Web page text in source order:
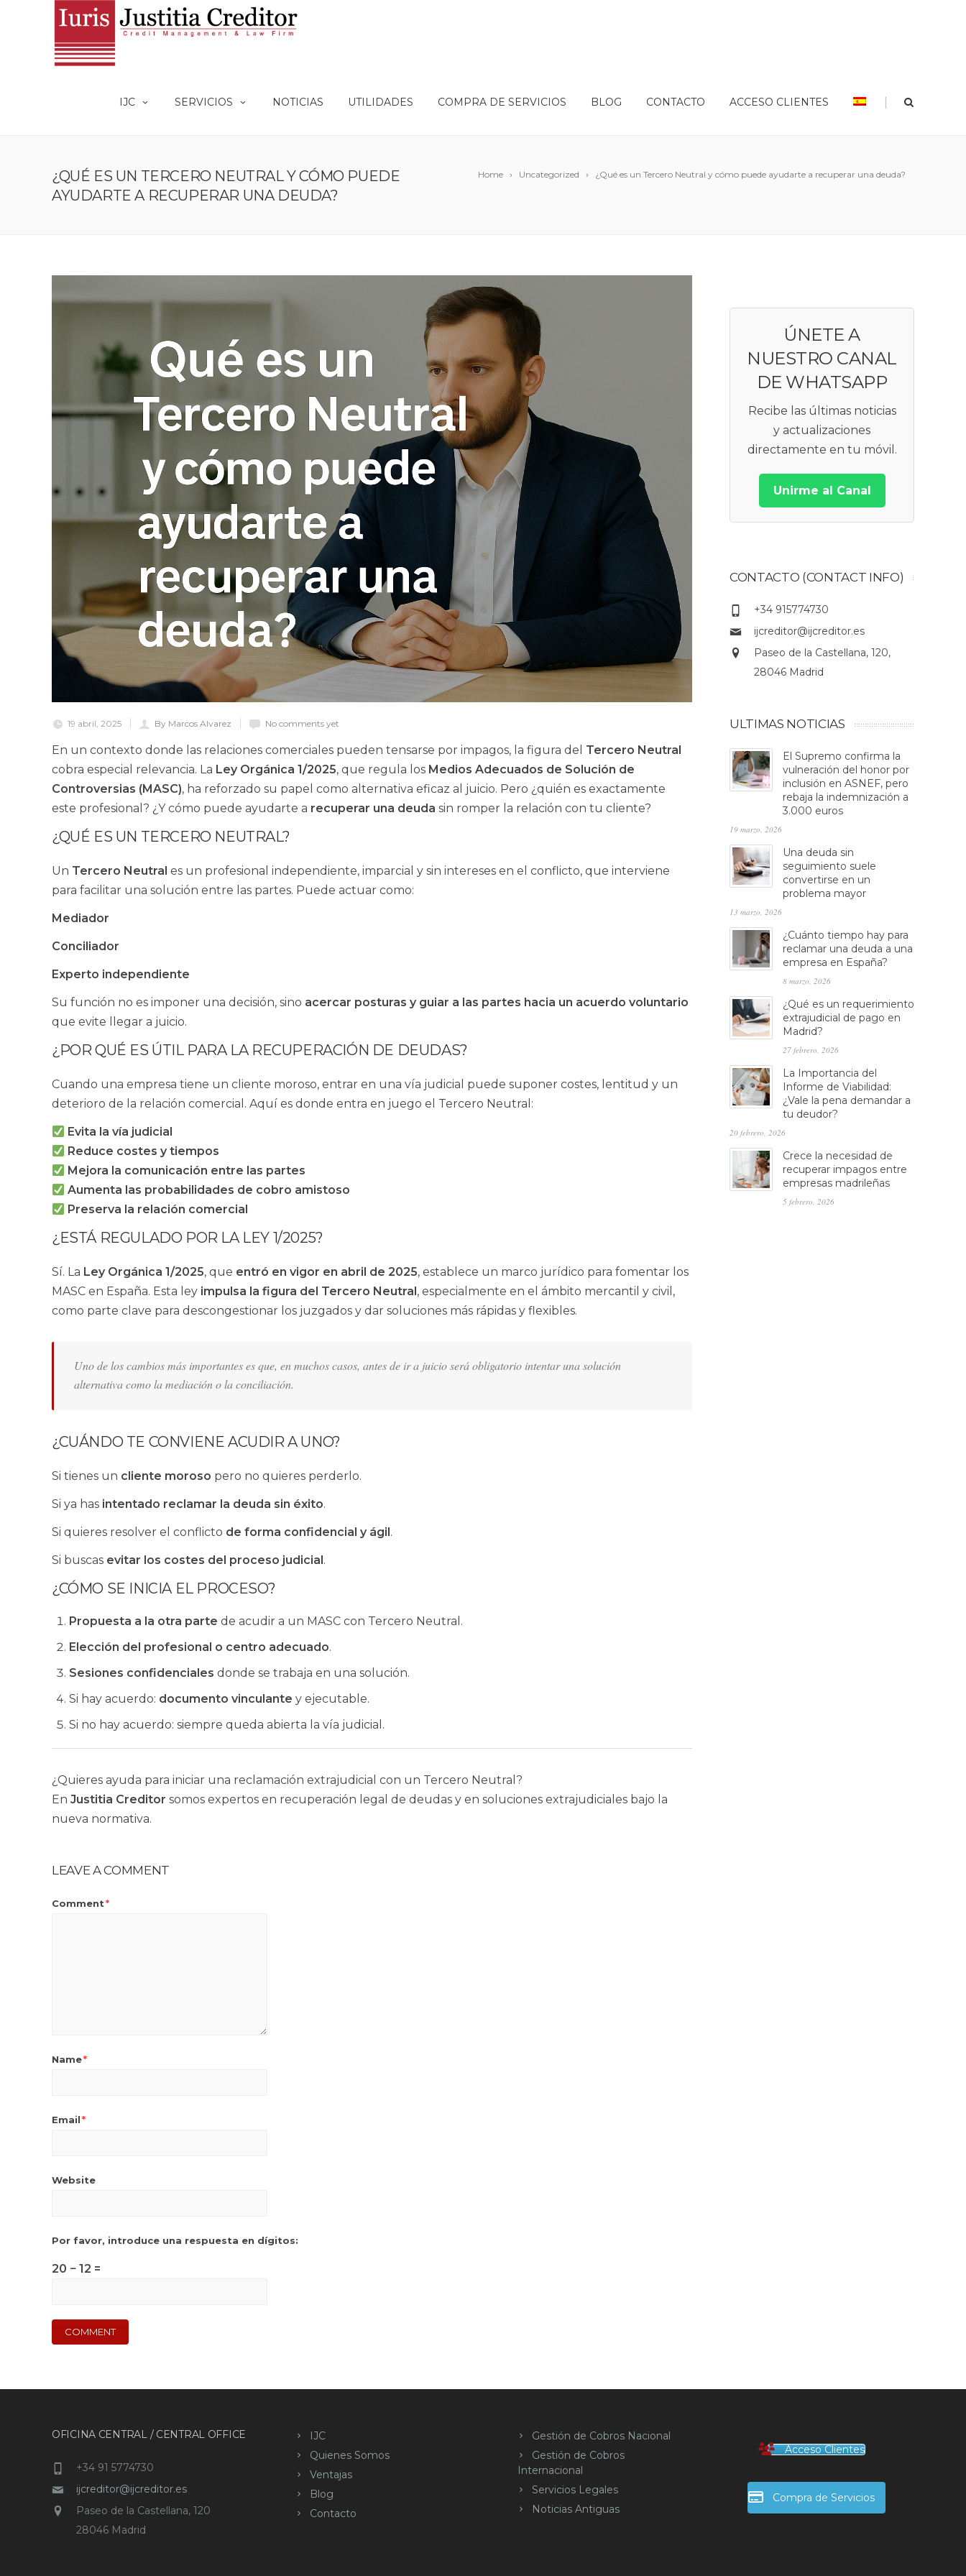
IJC SERVICIOS NOTICIAS UTILIDADES COMPRA DE SERVICIOS BLOG CONTACTO ACCESO CLIENTES |
Home Uncategorized ¿Qué es un Tercero Neutral y cómo puede ayudarte a recuperar una deuda?
¿QUÉ ES UN TERCERO NEUTRAL Y CÓMO PUEDE
AYUDARTE A RECUPERAR UNA DEUDA?
19 abril, 2025 By Marcos Alvarez No comments yet
En un contexto donde las relaciones comerciales pueden tensarse por impagos, la figura del Tercero Neutral
cobra especial relevancia. La Ley Orgánica 1/2025, que regula los Medios Adecuados de Solución de
Controversias (MASC), ha reforzado su papel como alternativa eficaz al juicio. Pero ¿quién es exactamente
este profesional? ¿Y cómo puede ayudarte a recuperar una deuda sin romper la relación con tu cliente?
¿QUÉ ES UN TERCERO NEUTRAL?
Un Tercero Neutral es un profesional independiente, imparcial y sin intereses en el conflicto, que interviene
para facilitar una solución entre las partes. Puede actuar como:
Mediador
Conciliador
Experto independiente
Su función no es imponer una decisión, sino acercar posturas y guiar a las partes hacia un acuerdo voluntario
que evite llegar a juicio.
¿POR QUÉ ES ÚTIL PARA LA RECUPERACIÓN DE DEUDAS?
Cuando una empresa tiene un cliente moroso, entrar en una vía judicial puede suponer costes, lentitud y un
deterioro de la relación comercial. Aquí es donde entra en juego el Tercero Neutral:
Evita la vía judicial
Reduce costes y tiempos
Mejora la comunicación entre las partes
Aumenta las probabilidades de cobro amistoso
Preserva la relación comercial
¿ESTÁ REGULADO POR LA LEY 1/2025?
Sí. La Ley Orgánica 1/2025, que entró en vigor en abril de 2025, establece un marco jurídico para fomentar los
MASC en España. Esta ley impulsa la figura del Tercero Neutral, especialmente en el ámbito mercantil y civil,
como parte clave para descongestionar los juzgados y dar soluciones más rápidas y flexibles.
Uno de los cambios más importantes es que, en muchos casos, antes de ir a juicio será obligatorio intentar una solución
alternativa como la mediación o la conciliación.
¿CUÁNDO TE CONVIENE ACUDIR A UNO?
Si tienes un cliente moroso pero no quieres perderlo.
Si ya has intentado reclamar la deuda sin éxito.
Si quieres resolver el conflicto de forma confidencial y ágil.
Si buscas evitar los costes del proceso judicial.
¿CÓMO SE INICIA EL PROCESO?
Propuesta a la otra parte de acudir a un MASC con Tercero Neutral.
Elección del profesional o centro adecuado.
Sesiones confidenciales donde se trabaja en una solución.
Si hay acuerdo: documento vinculante y ejecutable.
Si no hay acuerdo: siempre queda abierta la vía judicial.
¿Quieres ayuda para iniciar una reclamación extrajudicial con un Tercero Neutral?
En Justitia Creditor somos expertos en recuperación legal de deudas y en soluciones extrajudiciales bajo la
nueva normativa.
LEAVE A COMMENT
Comment*
Name*
Email*
Website
Por favor, introduce una respuesta en dígitos:
20 − 12 =
ÚNETE A
NUESTRO CANAL
DE WHATSAPP
Recibe las últimas noticias
y actualizaciones
directamente en tu móvil.
Unirme al Canal
CONTACTO (CONTACT INFO)
+34 915774730
ijcreditor@ijcreditor.es
Paseo de la Castellana, 120,
28046 Madrid
ULTIMAS NOTICIAS
El Supremo confirma la
vulneración del honor por
inclusión en ASNEF, pero
rebaja la indemnización a
3.000 euros
19 marzo, 2026
Una deuda sin
seguimiento suele
convertirse en un
problema mayor
13 marzo, 2026
¿Cuánto tiempo hay para
reclamar una deuda a una
empresa en España?
8 marzo, 2026
¿Qué es un requerimiento
extrajudicial de pago en
Madrid?
27 febrero, 2026
La Importancia del
Informe de Viabilidad:
¿Vale la pena demandar a
tu deudor?
20 febrero, 2026
Crece la necesidad de
recuperar impagos entre
empresas madrileñas
5 febrero, 2026
OFICINA CENTRAL / CENTRAL OFFICE
+34 91 5774730
ijcreditor@ijcreditor.es
Paseo de la Castellana, 120
28046 Madrid
IJC
Quienes Somos
Ventajas
Blog
Contacto
Gestión de Cobros Nacional
Gestión de Cobros
Internacional
Servicios Legales
Noticias Antiguas
Acceso Clientes
Compra de Servicios